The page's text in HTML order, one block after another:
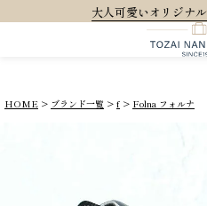
ド正規販売店 / 5,500円(税込)以上
HOME ブランド一覧 f Folna フォルナ